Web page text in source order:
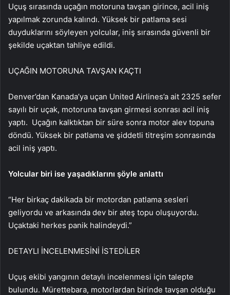
Uçuş sırasında uçağın motoruna tavşan girince, acil iniş
yapılmak zorunda kalındı. Yüksek bir patlama sesi
duyduklarını söyleyen yolcular, iniş sırasında güvenli bir
şekilde uçaktan tahliye edildi.
UÇAĞIN MOTORUNA TAVŞAN KAÇTI
Denver’dan Kanada’ya uçan United Airlines’a ait 2325 sefer
sayılı bir uçak, motoruna tavşan girmesi sonrası acil iniş
yaptı. Uçağın kalktıktan bir süre sonra motor alev topuna
döndü. Yüksek bir patlama ve şiddetli titreşim sonrasında
acil iniş yaptı.
Yolcular biri ise yaşadıklarını şöyle anlattı
“Her birkaç dakikada bir motordan patlama sesleri
geliyordu ve arkasında dev bir ateş topu oluşuyordu.
Uçaktaki herkes panik halindeydi.”
DETAYLI İNCELENMESİNİ İSTEDİLER
Uçuş ekibi yangının detaylı incelenmesi için talepte
bulundu. Mürettebara, motorlardan birinde tavşan olduğu